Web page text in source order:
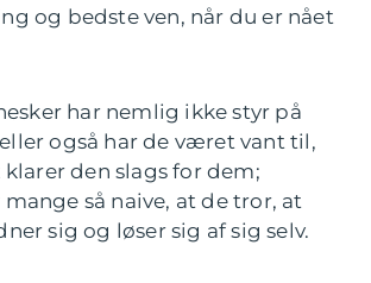
og bedste ven, når du er nået
har nemlig ikke styr på
også har de været vant til,
den slags for dem;
så naive, at de tror, at
sig og løser sig af sig selv.